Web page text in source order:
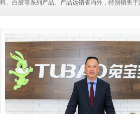
料、白胶等系列产品。产品远销省内外，特别销售